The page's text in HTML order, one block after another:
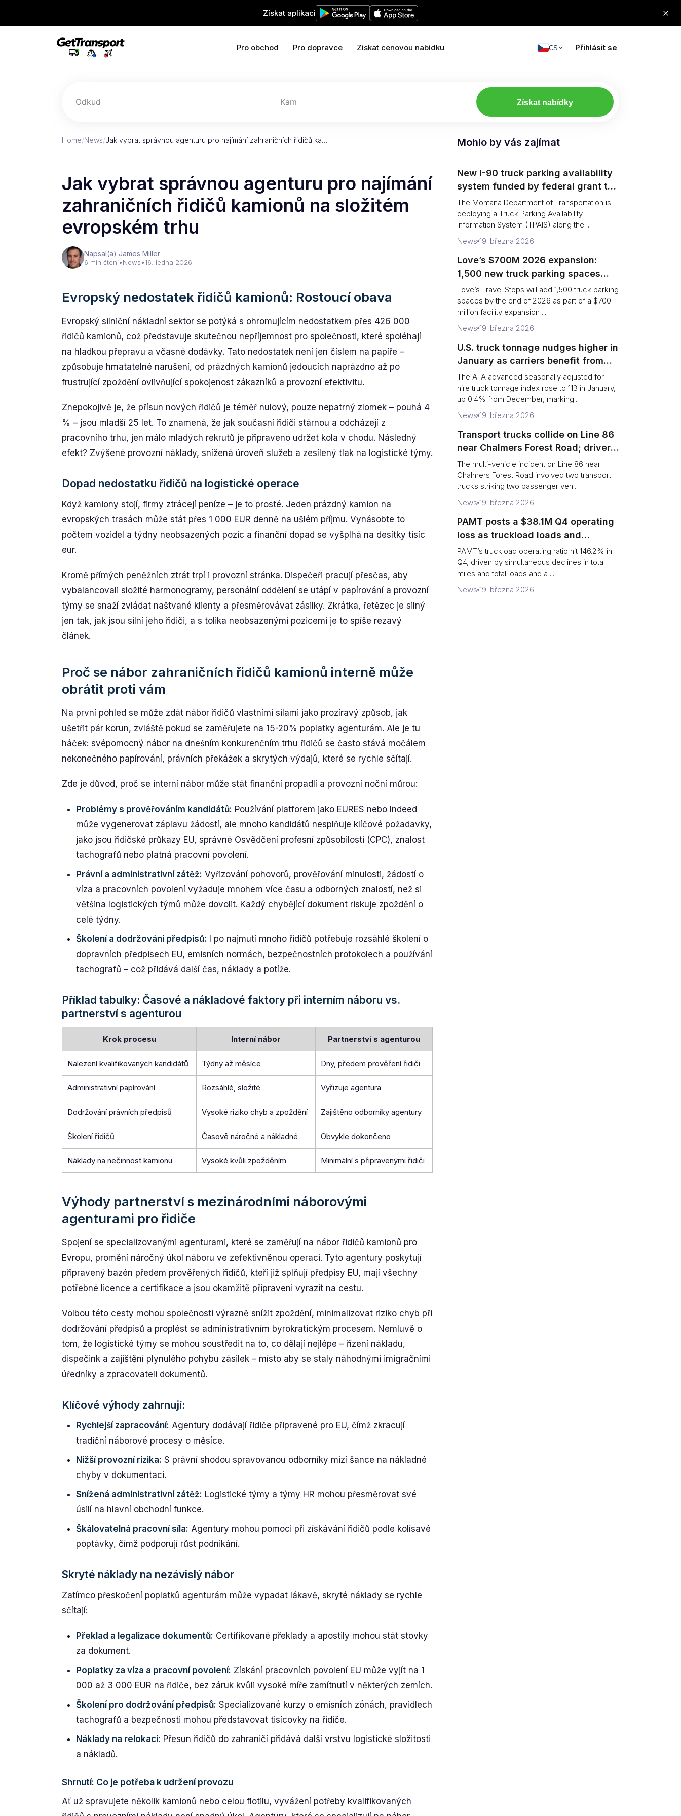
Získat aplikaci
Pro obchod Pro dopravce Získat cenovou nabídku CS Přihlásit se
Odkud Kam Získat nabídky
Home/News/Jak vybrat správnou agenturu pro najímání zahraničních řidičů ka…
Jak vybrat správnou agenturu pro najímání
zahraničních řidičů kamionů na složitém
evropském trhu
Napsal(a) James Miller
6 min čtení•News•16. ledna 2026
Evropský nedostatek řidičů kamionů: Rostoucí obava
Evropský silniční nákladní sektor se potýká s ohromujícím nedostatkem přes 426 000
řidičů kamionů, což představuje skutečnou nepříjemnost pro společnosti, které spoléhají
na hladkou přepravu a včasné dodávky. Tato nedostatek není jen číslem na papíře –
způsobuje hmatatelné narušení, od prázdných kamionů jedoucích naprázdno až po
frustrující zpoždění ovlivňující spokojenost zákazníků a provozní efektivitu.
Znepokojivě je, že přísun nových řidičů je téměř nulový, pouze nepatrný zlomek – pouhá 4
% – jsou mladší 25 let. To znamená, že jak současní řidiči stárnou a odcházejí z
pracovního trhu, jen málo mladých rekrutů je připraveno udržet kola v chodu. Následný
efekt? Zvýšené provozní náklady, snížená úroveň služeb a zesílený tlak na logistické týmy.
Dopad nedostatku řidičů na logistické operace
Když kamiony stojí, firmy ztrácejí peníze – je to prosté. Jeden prázdný kamion na
evropských trasách může stát přes 1 000 EUR denně na ušlém příjmu. Vynásobte to
počtem vozidel a týdny neobsazených pozic a finanční dopad se vyšplhá na desítky tisíc
eur.
Kromě přímých peněžních ztrát trpí i provozní stránka. Dispečeři pracují přesčas, aby
vybalancovali složité harmonogramy, personální oddělení se utápí v papírování a provozní
týmy se snaží zvládat naštvané klienty a přesměrovávat zásilky. Zkrátka, řetězec je silný
jen tak, jak jsou silní jeho řidiči, a s tolika neobsazenými pozicemi je to spíše rezavý
článek.
Proč se nábor zahraničních řidičů kamionů interně může
obrátit proti vám
Na první pohled se může zdát nábor řidičů vlastními silami jako prozíravý způsob, jak
ušetřit pár korun, zvláště pokud se zaměřujete na 15-20% poplatky agenturám. Ale je tu
háček: svépomocný nábor na dnešním konkurenčním trhu řidičů se často stává močálem
nekonečného papírování, právních překážek a skrytých výdajů, které se rychle sčítají.
Zde je důvod, proč se interní nábor může stát finanční propadlí a provozní noční můrou:
Problémy s prověřováním kandidátů: Používání platforem jako EURES nebo Indeed
může vygenerovat záplavu žádostí, ale mnoho kandidátů nesplňuje klíčové požadavky,
jako jsou řidičské průkazy EU, správné Osvědčení profesní způsobilosti (CPC), znalost
tachografů nebo platná pracovní povolení.
Právní a administrativní zátěž: Vyřizování pohovorů, prověřování minulosti, žádostí o
víza a pracovních povolení vyžaduje mnohem více času a odborných znalostí, než si
většina logistických týmů může dovolit. Každý chybějící dokument riskuje zpoždění o
celé týdny.
Školení a dodržování předpisů: I po najmutí mnoho řidičů potřebuje rozsáhlé školení o
dopravních předpisech EU, emisních normách, bezpečnostních protokolech a používání
tachografů – což přidává další čas, náklady a potíže.
Příklad tabulky: Časové a nákladové faktory při interním náboru vs.
partnerství s agenturou
Krok procesu Interní nábor Partnerství s agenturou
Nalezení kvalifikovaných kandidátů Týdny až měsíce Dny, předem prověření řidiči
Administrativní papírování Rozsáhlé, složité Vyřizuje agentura
Dodržování právních předpisů Vysoké riziko chyb a zpoždění Zajištěno odborníky agentury
Školení řidičů Časově náročné a nákladné Obvykle dokončeno
Náklady na nečinnost kamionu Vysoké kvůli zpožděním Minimální s připravenými řidiči
Výhody partnerství s mezinárodními náborovými
agenturami pro řidiče
Spojení se specializovanými agenturami, které se zaměřují na nábor řidičů kamionů pro
Evropu, promění náročný úkol náboru ve zefektivněnou operaci. Tyto agentury poskytují
připravený bazén předem prověřených řidičů, kteří již splňují předpisy EU, mají všechny
potřebné licence a certifikace a jsou okamžitě připraveni vyrazit na cestu.
Volbou této cesty mohou společnosti výrazně snížit zpoždění, minimalizovat riziko chyb při
dodržování předpisů a proplést se administrativním byrokratickým procesem. Nemluvě o
tom, že logistické týmy se mohou soustředit na to, co dělají nejlépe – řízení nákladu,
dispečink a zajištění plynulého pohybu zásilek – místo aby se staly náhodnými imigračními
úředníky a zpracovateli dokumentů.
Klíčové výhody zahrnují:
Rychlejší zapracování: Agentury dodávají řidiče připravené pro EU, čímž zkracují
tradiční náborové procesy o měsíce.
Nižší provozní rizika: S právní shodou spravovanou odborníky mizí šance na nákladné
chyby v dokumentaci.
Snížená administrativní zátěž: Logistické týmy a týmy HR mohou přesměrovat své
úsilí na hlavní obchodní funkce.
Škálovatelná pracovní síla: Agentury mohou pomoci při získávání řidičů podle kolísavé
poptávky, čímž podporují růst podnikání.
Skryté náklady na nezávislý nábor
Zatímco přeskočení poplatků agenturám může vypadat lákavě, skryté náklady se rychle
sčítají:
Překlad a legalizace dokumentů: Certifikované překlady a apostily mohou stát stovky
za dokument.
Poplatky za víza a pracovní povolení: Získání pracovních povolení EU může vyjít na 1
000 až 3 000 EUR na řidiče, bez záruk kvůli vysoké míře zamítnutí v některých zemích.
Školení pro dodržování předpisů: Specializované kurzy o emisních zónách, pravidlech
tachografů a bezpečnosti mohou představovat tisícovky na řidiče.
Náklady na relokaci: Přesun řidičů do zahraničí přidává další vrstvu logistické složitosti
a nákladů.
Shrnutí: Co je potřeba k udržení provozu
Ať už spravujete několik kamionů nebo celou flotilu, vyvážení potřeby kvalifikovaných
Mohlo by vás zajímat
New I-90 truck parking availability
system funded by federal grant to
aid Montana drivers
The Montana Department of Transportation is
deploying a Truck Parking Availability
Information System (TPAIS) along the ...
News 19. března 2026
Love’s $700M 2026 expansion:
1,500 new truck parking spaces
and expanded driver services
Love’s Travel Stops will add 1,500 truck parking
spaces by the end of 2026 as part of a $700
million facility expansion ...
News 19. března 2026
U.S. truck tonnage nudges higher in
January as carriers benefit from
tighter capacity
The ATA advanced seasonally adjusted for-
hire truck tonnage index rose to 113 in January,
up 0.4% from December, marking...
News 19. března 2026
Transport trucks collide on Line 86
near Chalmers Forest Road; driver
charged after secondary impact
The multi-vehicle incident on Line 86 near
Chalmers Forest Road involved two transport
trucks striking two passenger veh...
News 19. března 2026
PAMT posts a $38.1M Q4 operating
loss as truckload loads and
revenue per truck decline
PAMT’s truckload operating ratio hit 146.2% in
Q4, driven by simultaneous declines in total
miles and total loads and a ...
News 19. března 2026